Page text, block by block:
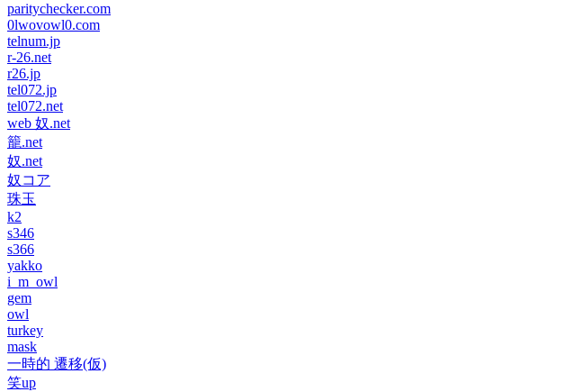
paritychecker.com
0lwovowl0.com
telnum.jp
r-26.net
r26.jp
tel072.jp
tel072.net
web 奴.net
籠.net
奴.net
奴コア
珠玉
k2
s346
s366
yakko
i_m_owl
gem
owl
turkey
mask
一時的 遷移(仮)
笑up